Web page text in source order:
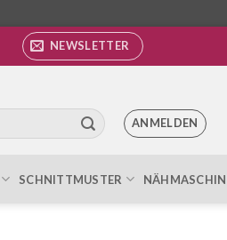
NEWSLETTER
ANMELDEN
SCHNITTMUSTER